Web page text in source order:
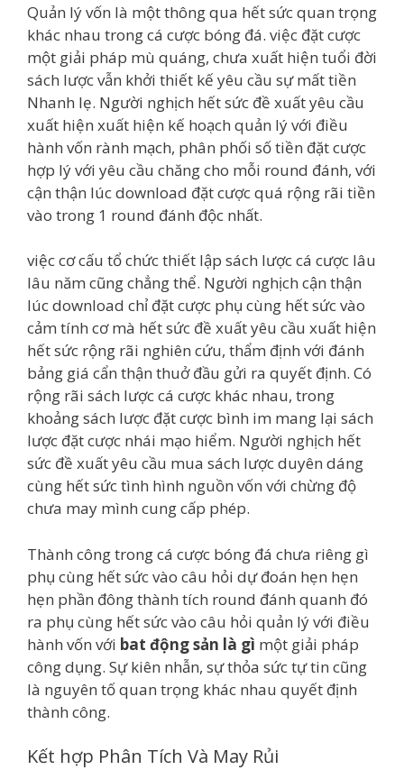
Quản lý vốn là một thông qua hết sức quan trọng
khác nhau trong cá cược bóng đá. việc đặt cược
một giải pháp mù quáng, chưa xuất hiện tuổi đời
sách lược vẫn khởi thiết kế yêu cầu sự mất tiền
Nhanh lẹ. Người nghịch hết sức đề xuất yêu cầu
xuất hiện xuất hiện kế hoạch quản lý với điều
hành vốn rành mạch, phân phối số tiền đặt cược
hợp lý với yêu cầu chăng cho mỗi round đánh, với
cận thận lúc download đặt cược quá rộng rãi tiền
vào trong 1 round đánh độc nhất.
việc cơ cấu tổ chức thiết lập sách lược cá cược lâu
lâu năm cũng chẳng thể. Người nghịch cận thận
lúc download chỉ đặt cược phụ cùng hết sức vào
cảm tính cơ mà hết sức đề xuất yêu cầu xuất hiện
hết sức rộng rãi nghiên cứu, thẩm định với đánh
bảng giá cẩn thận thuở đầu gửi ra quyết định. Có
rộng rãi sách lược cá cược khác nhau, trong
khoảng sách lược đặt cược bình im mang lại sách
lược đặt cược nhái mạo hiểm. Người nghịch hết
sức đề xuất yêu cầu mua sách lược duyên dáng
cùng hết sức tình hình nguồn vốn với chừng độ
chưa may mình cung cấp phép.
Thành công trong cá cược bóng đá chưa riêng gì
phụ cùng hết sức vào câu hỏi dự đoán hẹn hẹn
hẹn phần đông thành tích round đánh quanh đó
ra phụ cùng hết sức vào câu hỏi quản lý với điều
hành vốn với bat động sản là gì một giải pháp
công dụng. Sự kiên nhẫn, sự thỏa sức tự tin cũng
là nguyên tố quan trọng khác nhau quyết định
thành công.
Kết hợp Phân Tích Và May Rủi